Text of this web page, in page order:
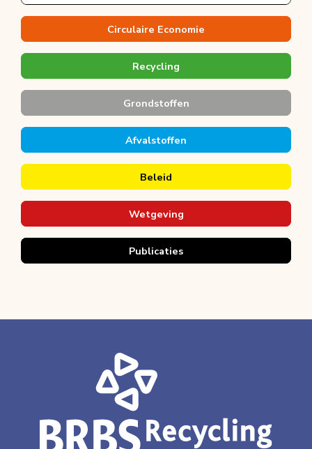
Circulaire Economie
Recycling
Grondstoffen
Afvalstoffen
Beleid
Wetgeving
Publicaties